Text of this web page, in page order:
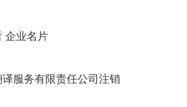
企业名片
服务有限责任公司注销